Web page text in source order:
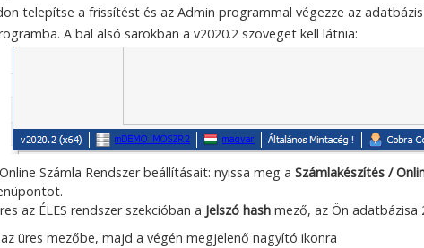
telepítse a frissítést és az Admin programmal végezze az
A bal alsó sarokban a v2020.2 szöveget kell látnia:
Számla Rendszer beállításait: nyissa meg aSzámlakészítés /
az ÉLES rendszer szekcióban a Jelszó hash mező, az Ön adatbázisa
üres mezőbe, majd a végén megjelenő nagyító ikonra